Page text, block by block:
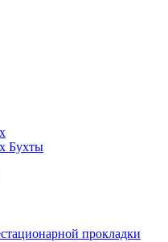
Бухты
прокладки